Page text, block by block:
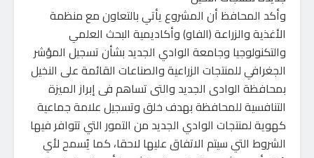
وأكد المحافظ أن المشروع يأتي بالتعاون مع منظمة
الأغذية والزراعة (الفاو) وأكاديمية البحث العلمي
والتكنولوجيا وجامعة الوادي الجديد بشأن تسجيل المؤشر
الجغرافي للمنتجات الزراعية والصناعات القائمة على النخيل
بمحافظة الوادى الجديد والتى تساهم فى إبراز الميزة
التنافسية للمحافظة بهدف خلق وتسجيل علامة جماعية
كهوية لمنتجات الوادي الجديد من التمور التي تتوافر فيها
الشروط التي سيتم الاتفاق عليها لاحقا، كما يُسمح لأي